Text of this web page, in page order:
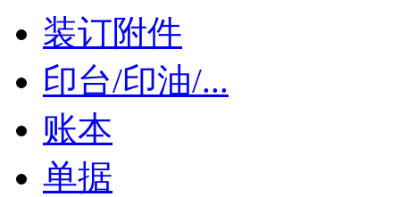
装订附件
印台/印油/...
账本
单据